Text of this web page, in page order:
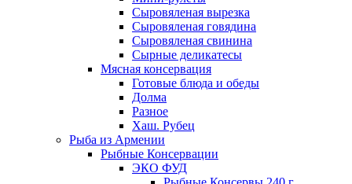
Сыровяленая вырезка
Сыровяленая говядина
Сыровяленая свинина
Сырные деликатесы
Мясная консервация
Готовые блюда и обеды
Долма
Разное
Хаш. Рубец
Рыба из Армении
Рыбные Консервации
ЭКО ФУД